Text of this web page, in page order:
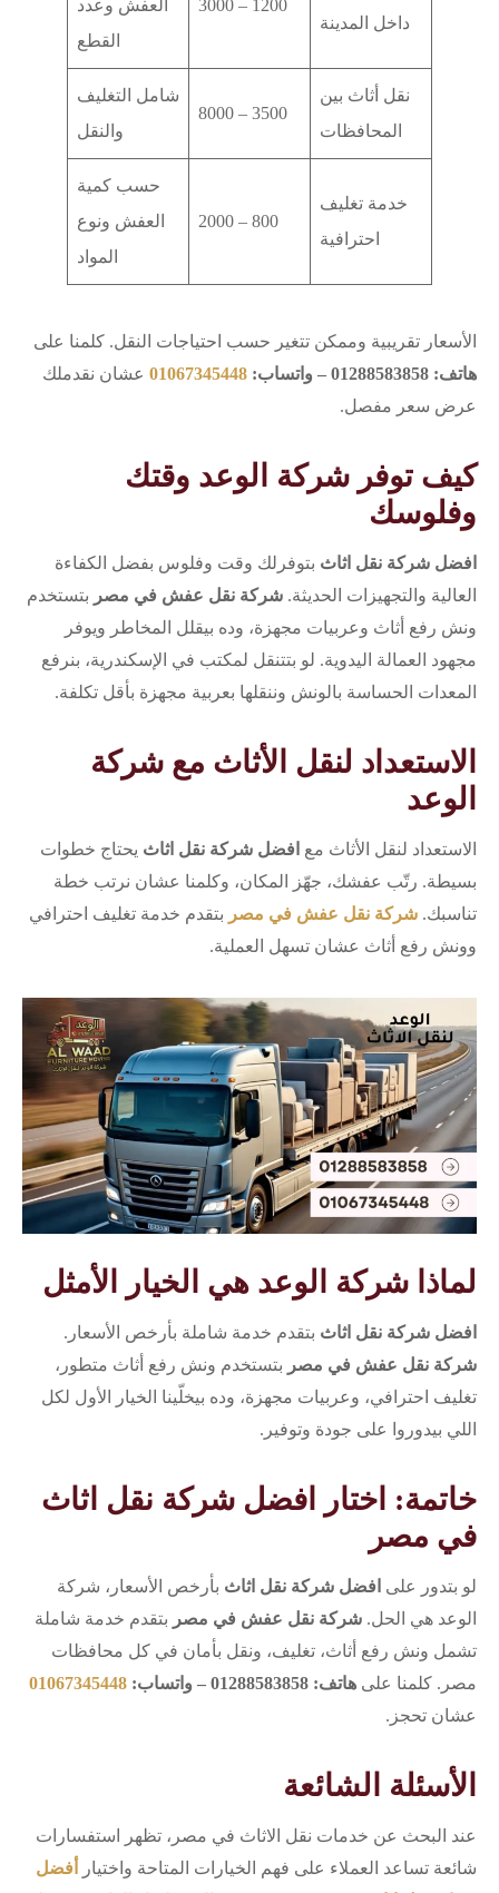
داخل المدينة
1200 – 3000
العفش وعدد
القطع
نقل أثاث بين
المحافظات
3500 – 8000
شامل التغليف
والنقل
خدمة تغليف
احترافية
800 – 2000
حسب كمية
العفش ونوع
المواد
الأسعار تقريبية وممكن تتغير حسب احتياجات النقل. كلمنا على
هاتف: 01288583858 – واتساب:
01067345448 عشان نقدملك
عرض سعر مفصل.
كيف توفر شركة الوعد وقتك
وفلوسك
افضل شركة نقل اثاث بتوفرلك وقت وفلوس بفضل الكفاءة
العالية والتجهيزات الحديثة. شركة نقل عفش في مصر بتستخدم
ونش رفع أثاث وعربيات مجهزة، وده بيقلل المخاطر ويوفر
مجهود العمالة اليدوية. لو بتتنقل لمكتب في الإسكندرية، بنرفع
المعدات الحساسة بالونش وننقلها بعربية مجهزة بأقل تكلفة.
الاستعداد لنقل الأثاث مع شركة
الوعد
الاستعداد لنقل الأثاث مع افضل شركة نقل اثاث يحتاج خطوات
بسيطة. رتّب عفشك، جهّز المكان، وكلمنا عشان نرتب خطة
تناسبك. شركة نقل عفش في مصر بتقدم خدمة تغليف احترافي
وونش رفع أثاث عشان تسهل العملية.
لماذا شركة الوعد هي الخيار الأمثل
افضل شركة نقل اثاث بتقدم خدمة شاملة بأرخص الأسعار.
شركة نقل عفش في مصر بتستخدم ونش رفع أثاث متطور،
تغليف احترافي، وعربيات مجهزة، وده بيخلّينا الخيار الأول لكل
اللي بيدوروا على جودة وتوفير.
خاتمة: اختار افضل شركة نقل اثاث
في مصر
لو بتدور على افضل شركة نقل اثاث بأرخص الأسعار، شركة
الوعد هي الحل. شركة نقل عفش في مصر بتقدم خدمة شاملة
تشمل ونش رفع أثاث، تغليف، ونقل بأمان في كل محافظات
مصر. كلمنا على هاتف: 01288583858 – واتساب:
01067345448
عشان تحجز.
الأسئلة الشائعة
عند البحث عن خدمات نقل الاثاث في مصر، تظهر استفسارات
شائعة تساعد العملاء على فهم الخيارات المتاحة واختيار
أفضل